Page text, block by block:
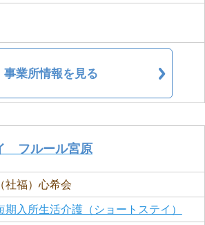
事業所情報を見る
フルール宮原
（社福）心希会
期入所生活介護（ショートステイ）